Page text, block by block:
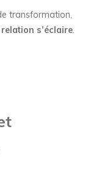
transformation,
s’éclaire.